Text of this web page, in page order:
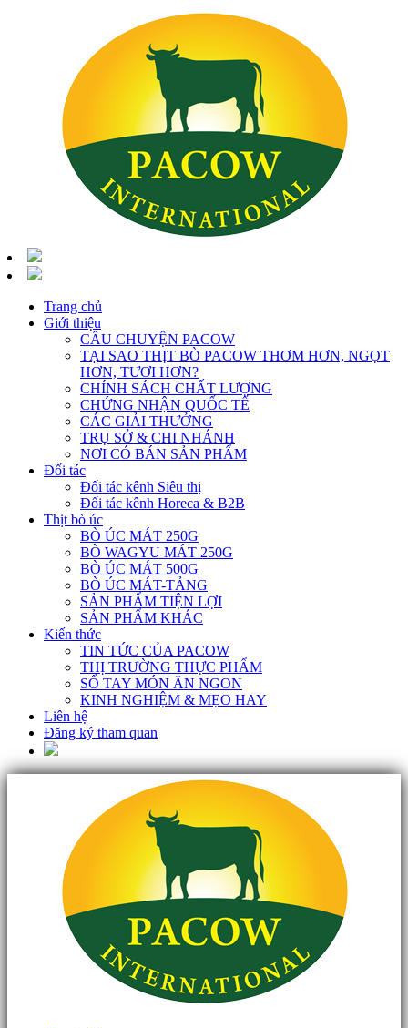
Trang chủ
Giới thiệu
CÂU CHUYỆN PACOW
TẠI SAO THỊT BÒ PACOW THƠM HƠN, NGỌT
HƠN, TƯƠI HƠN?
CHÍNH SÁCH CHẤT LƯỢNG
CHỨNG NHẬN QUỐC TẾ
CÁC GIẢI THƯỞNG
TRỤ SỞ & CHI NHÁNH
NƠI CÓ BÁN SẢN PHẨM
Đối tác
Đối tác kênh Siêu thị
Đối tác kênh Horeca & B2B
Thịt bò úc
BÒ ÚC MÁT 250G
BÒ WAGYU MÁT 250G
BÒ ÚC MÁT 500G
BÒ ÚC MÁT-TẢNG
SẢN PHẨM TIỆN LỢI
SẢN PHẨM KHÁC
Kiến thức
TIN TỨC CỦA PACOW
THỊ TRƯỜNG THỰC PHẨM
SỔ TAY MÓN ĂN NGON
KINH NGHIỆM & MẸO HAY
Liên hệ
Đăng ký tham quan